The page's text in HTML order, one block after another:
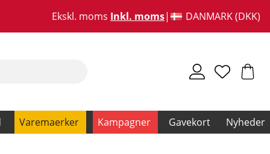
Ekskl. moms Inkl. moms DANMARK (DKK)
Varemaerker Kampagner Gavekort Nyheder